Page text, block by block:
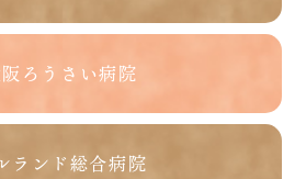
ろうさい病院
ランド総合病院